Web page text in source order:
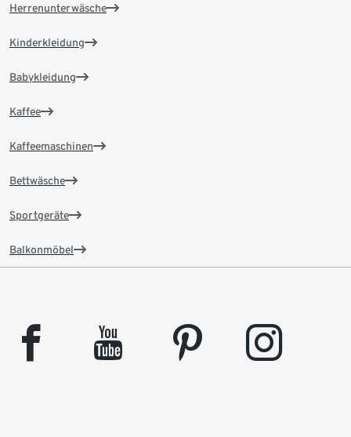
Herrenunterwäsche
Kinderkleidung
Babykleidung
Kaffee
Kaffeemaschinen
Bettwäsche
Sportgeräte
Balkonmöbel
facebook youtube pinterest instagram